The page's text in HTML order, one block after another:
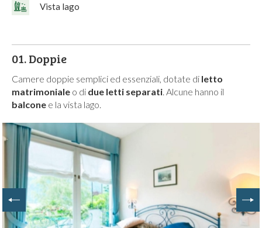
Vista lago
01.Doppie
Camere doppie semplici ed essenziali, dotate di letto
matrimoniale o di due letti separati . Alcune hanno il
balcone e la vista lago.